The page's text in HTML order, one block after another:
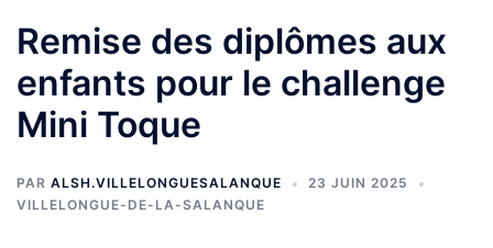
Remise des diplômes aux
enfants pour le challenge
Mini Toque
PAR ALSH.VILLELONGUESALANQUE
23 JUIN 2025
VILLELONGUE-DE-LA-SALANQUE